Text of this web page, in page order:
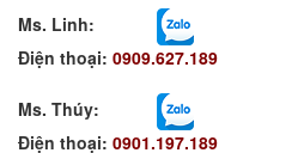
Ms. Linh:
Điện thoại: 0909.627.189
Ms. Thúy:
Điện thoại: 0901.197.189